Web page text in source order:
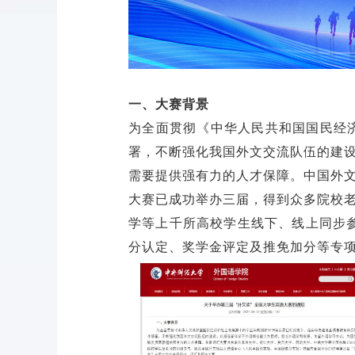
一、大赛背景
为全面贯彻《中华人民共和国国民经
署，不断强化我国外文交流队伍的建
需要提供强有力的人才保障。中国外
大赛已成功举办三届，得到众多院校
学等上千所高校学生线下、线上同步
分认定、奖学金评定及推免加分等专